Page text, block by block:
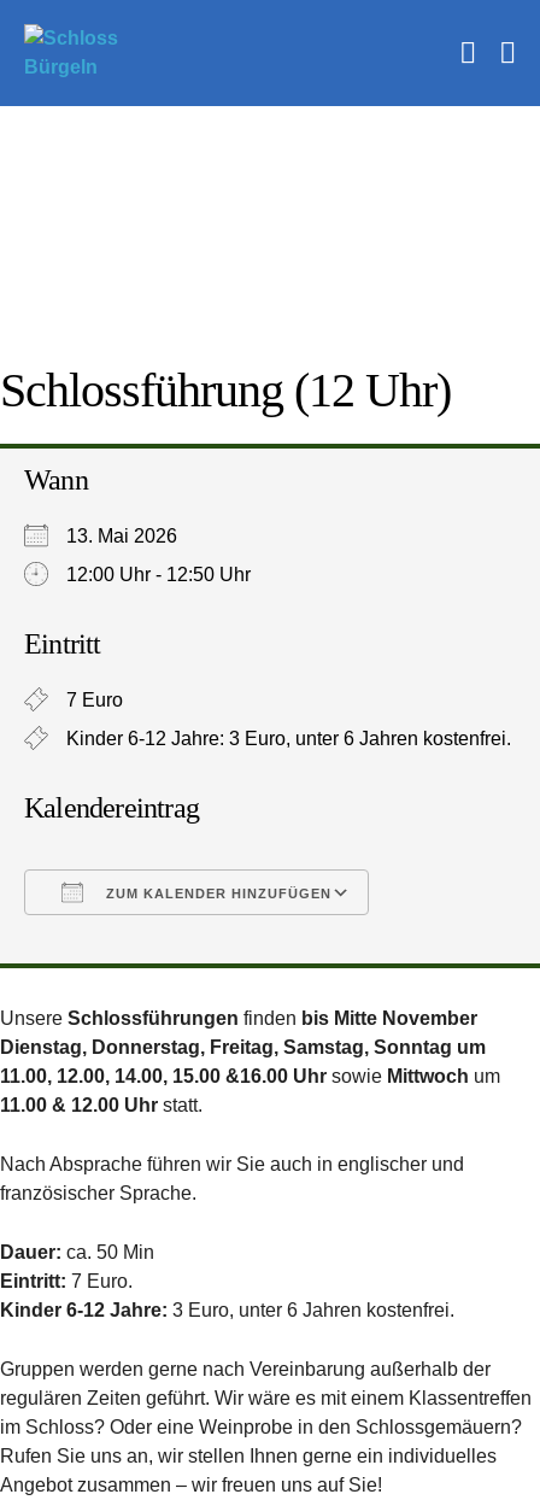
Inhalt
springen
Schlossführung (12 Uhr)
Wann
13. Mai 2026
12:00 Uhr - 12:50 Uhr
Eintritt
7 Euro
Kinder 6-12 Jahre: 3 Euro, unter 6 Jahren kostenfrei.
Kalendereintrag
ZUM KALENDER HINZUFÜGEN
Unsere Schlossführungen finden bis Mitte November
Dienstag, Donnerstag, Freitag, Samstag, Sonntag um
11.00, 12.00, 14.00, 15.00 &16.00 Uhr sowie Mittwoch um
11.00 & 12.00 Uhr statt.
Nach Absprache führen wir Sie auch in englischer und
französischer Sprache.
Dauer: ca. 50 Min
Eintritt: 7 Euro.
Kinder 6-12 Jahre: 3 Euro, unter 6 Jahren kostenfrei.
Gruppen werden gerne nach Vereinbarung außerhalb der
regulären Zeiten geführt. Wir wäre es mit einem Klassentreffen
im Schloss? Oder eine Weinprobe in den Schlossgemäuern?
Rufen Sie uns an, wir stellen Ihnen gerne ein individuelles
Angebot zusammen – wir freuen uns auf Sie!